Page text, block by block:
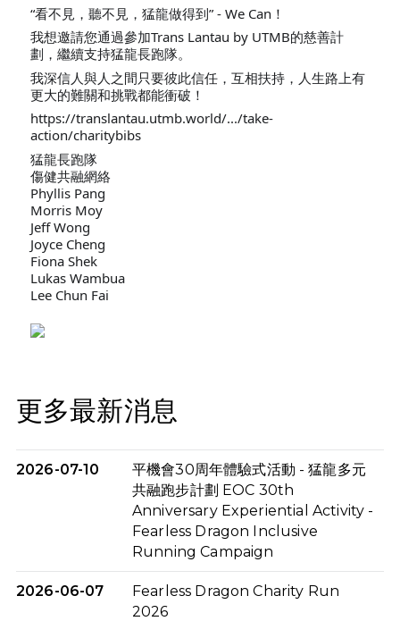
“看不見，聽不見，猛龍做得到” - We Can！
我想邀請您通過參加Trans Lantau by UTMB的慈善計
劃，繼續支持猛龍長跑隊。
我深信人與人之間只要彼此信任，互相扶持，人生路上有
更大的難關和挑戰都能衝破！
https://translantau.utmb.world/.../take-
action/charitybibs
猛龍長跑隊
傷健共融網絡
Phyllis Pang
Morris Moy
Jeff Wong
Joyce Cheng
Fiona Shek
Lukas Wambua
Lee Chun Fai
更多最新消息
2026-07-10
平機會30周年體驗式活動 - 猛龍多元
共融跑步計劃 EOC 30th
Anniversary Experiential Activity -
Fearless Dragon Inclusive
Running Campaign
2026-06-07
Fearless Dragon Charity Run
2026